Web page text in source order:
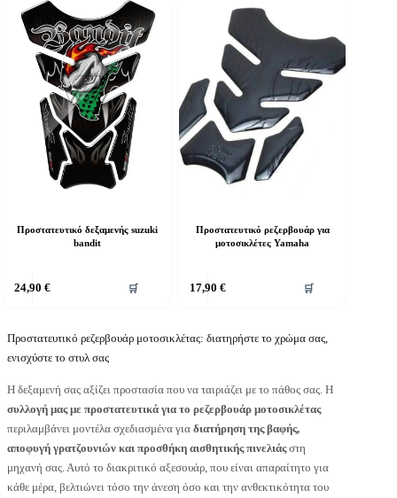
Προστατευτικό δεξαμενής suzuki
bandit
24,90 € 🛒
Προστατευτικό ρεζερβουάρ για
μοτοσικλέτες Yamaha
17,90 € 🛒
Προστατευτικό ρεζερβουάρ μοτοσικλέτας: διατηρήστε το χρώμα σας,
ενισχύστε το στυλ σας
Η δεξαμενή σας αξίζει προστασία που να ταιριάζει με το πάθος σας. Η
συλλογή μας με προστατευτικά για το ρεζερβουάρ μοτοσικλέτας
περιλαμβάνει μοντέλα σχεδιασμένα για διατήρηση της βαφής,
αποφυγή γρατζουνιών και προσθήκη αισθητικής πινελιάςστη
μηχανή σας. Αυτό το διακριτικό αξεσουάρ, που είναι απαραίτητο για
κάθε μέρα, βελτιώνει τόσο την άνεση όσο και την ανθεκτικότητα του